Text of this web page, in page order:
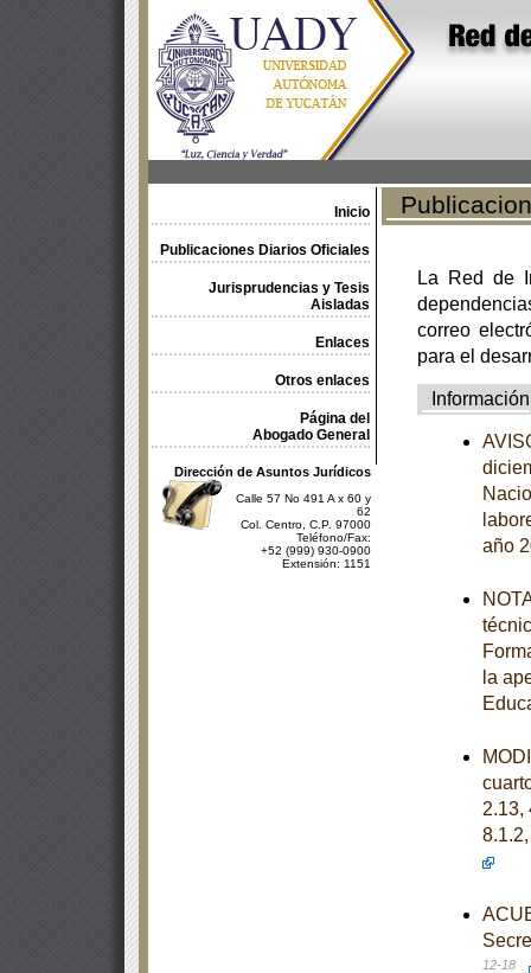
Inicio
Publicaciones Diarios Oficiales
Jurisprudencias y Tesis
Aisladas
Enlaces
Otros enlaces
Página del
Abogado General
Dirección de Asuntos Jurídicos
Calle 57 No 491 A x 60 y
62
Col. Centro, C.P. 97000
Teléfono/Fax:
+52 (999) 930-0900
Extensión: 1151
La Red de
correo
para el
Información
año
la
2.13,
12-18